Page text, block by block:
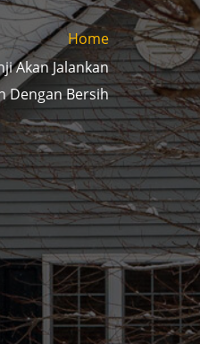
Home
Akan Jalankan
Dengan Bersih